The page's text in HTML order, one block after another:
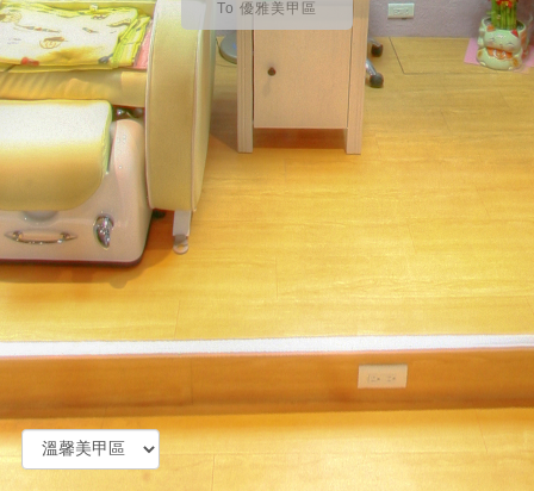
To 優雅美甲區